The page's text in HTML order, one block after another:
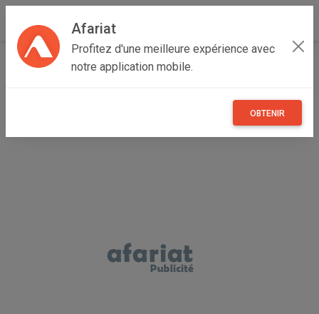
Afariat
Profitez d'une meilleure expérience avec
notre application mobile.
OBTENIR
Accueil Recherche Particulier